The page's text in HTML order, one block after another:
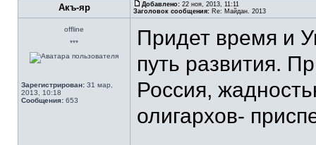
Акъ-яр Добавлено: 22 ноя, 2013, 11:11
Заголовок сообщения: Re: Майдан. 2013
offline
***
Зарегистрирован: 31 мар,
2013, 10:18
Сообщения: 653
Придет время и
путь развития.
Россия,
олигархов-